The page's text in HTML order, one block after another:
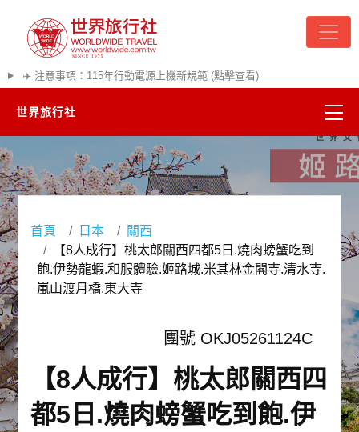
✈️ 注意事項：115年行動電源上機新規範 (點擊查看)
世界旅行社
精彩越南
熱門韓國
超夯日本
悠遊美加
遊輪河輪
世界臻旅
中東非洲
首頁 日本
關西
【8人成行】桃太郎關西四都5日.燒肉螃蟹吃到
飽.伊勢龍蝦.和服體驗.姬路城.米其林金閣寺.清水寺.
嵐山渡月橋.東大寺
團號 OKJ05261124C
【8人成行】桃太郎關西四
都5日.燒肉螃蟹吃到飽.伊